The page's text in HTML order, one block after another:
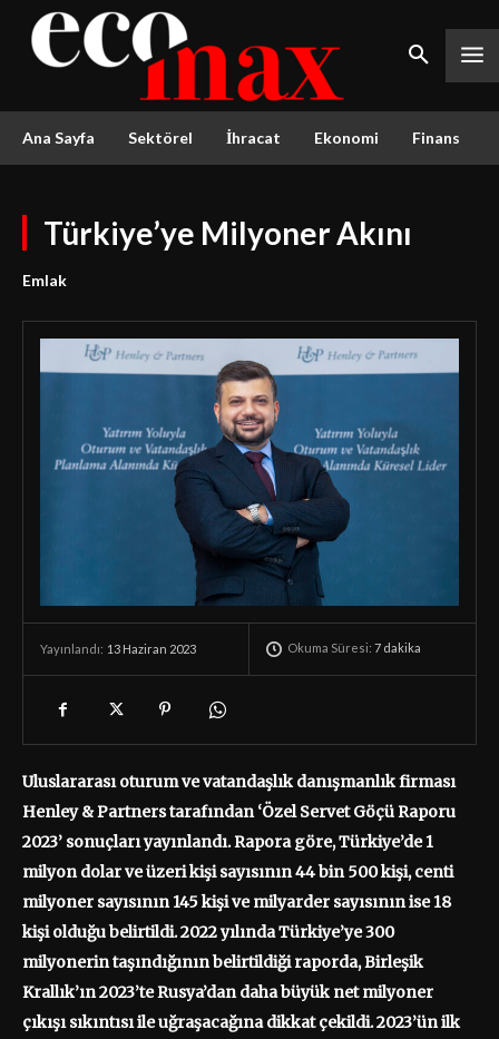
Ana Sayfa Sektörel İhracat Ekonomi Finans
Türkiye’ye Milyoner Akını
Emlak
Yayınlandı: 13 Haziran 2023 Okuma Süresi: 7 dakika
Uluslararası oturum ve vatandaşlık danışmanlık firması
Henley & Partners tarafından ‘Özel Servet Göçü Raporu
2023’ sonuçları yayınlandı. Rapora göre, Türkiye’de 1
milyon dolar ve üzeri kişi sayısının 44 bin 500 kişi, centi
milyoner sayısının 145 kişi ve milyarder sayısının ise 18
kişi olduğu belirtildi. 2022 yılında Türkiye’ye 300
milyonerin taşındığının belirtildiği raporda, Birleşik
Krallık’ın 2023’te Rusya’dan daha büyük net milyoner
çıkışı sıkıntısı ile uğraşacağına dikkat çekildi. 2023’ün ilk